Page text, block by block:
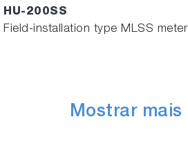
HU-200SS
Field-installation type MLSS meter
Mostrar mais